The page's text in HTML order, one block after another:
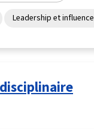
Leadership et influence